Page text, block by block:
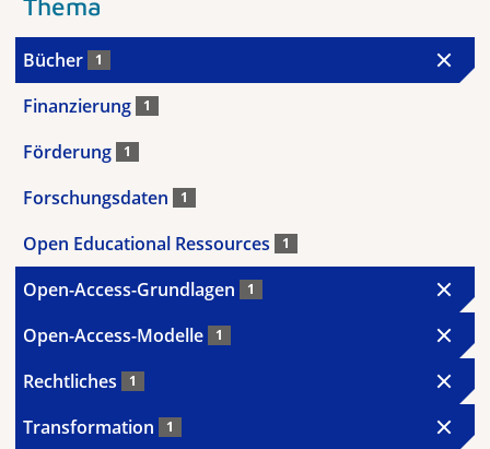
Thema
Bücher 1
Finanzierung 1
Förderung 1
Forschungsdaten 1
Open Educational Ressources 1
Open-Access-Grundlagen 1
Open-Access-Modelle 1
Rechtliches 1
Transformation 1